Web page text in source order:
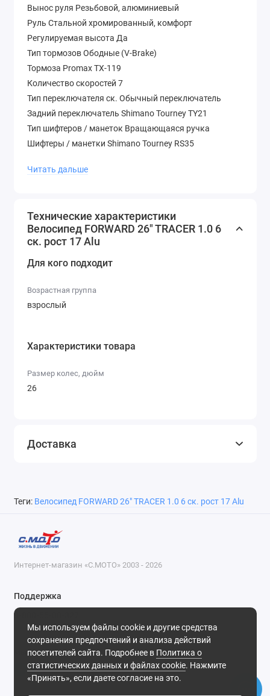
Вынос руля Резьбовой, алюминиевый
Руль Стальной хромированный, комфорт
Регулируемая высота Да
Тип тормозов Ободные (V-Brake)
Тормоза Promax TX-119
Количество скоростей 7
Тип переключателя ск. Обычный переключатель
Задний переключатель Shimano Tourney TY21
Тип шифтеров / манеток Вращающаяся ручка
Шифтеры / манетки Shimano Tourney RS35
Система шатунов Golden Swallow, стальная
Размер колес 24″
Втулки Стальные х6омированные
Материал и тип ободов Алюминиевые двустеночные
Обода Weinmann X-M2
Защита спиц заднего колеса Есть
Седло Girl Comfort
Читать дальше
Технические характеристики
Велосипед FORWARD 26" TRACER 1.0 6
ск. рост 17 Alu
Для кого подходит
Возрастная группа
взрослый
Характеристики товара
Размер колес, дюйм
26
Доставка
Теги: Велосипед FORWARD 26" TRACER 1.0 6 ск. рост 17 Alu
Мы используем файлы cookie и другие средства
сохранения предпочтений и анализа действий
посетителей сайта. Подробнее в Политика о
статистических данных и файлах cookie. Нажмите
«Принять», если даете согласие на это.
Интернет-магазин «С.МОТО» 2003 - 2026
Поддержка
8-800-55-00-327
Будни, с 09-30 до 18-30
Мы в сети